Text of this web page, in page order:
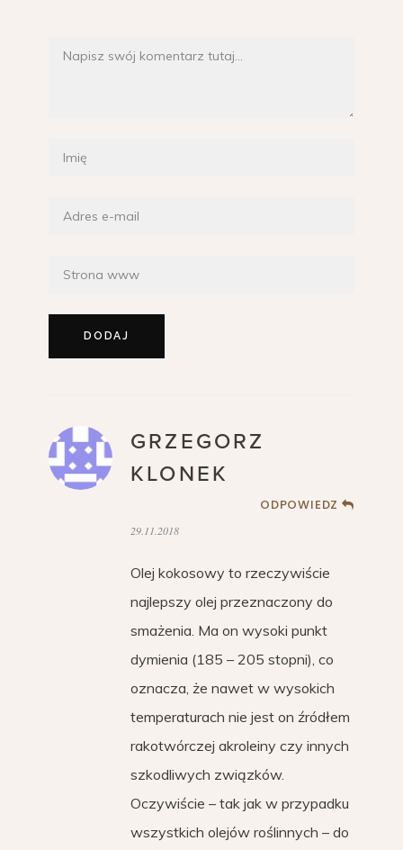
GRZEGORZ
KLONEK
ODPOWIEDZ
29.11.2018
Olej kokosowy to rzeczywiście
najlepszy olej przeznaczony do
smażenia. Ma on wysoki punkt
dymienia (185 – 205 stopni), co
oznacza, że nawet w wysokich
temperaturach nie jest on źródłem
rakotwórczej akroleiny czy innych
szkodliwych związków.
Oczywiście – tak jak w przypadku
wszystkich olejów roślinnych – do